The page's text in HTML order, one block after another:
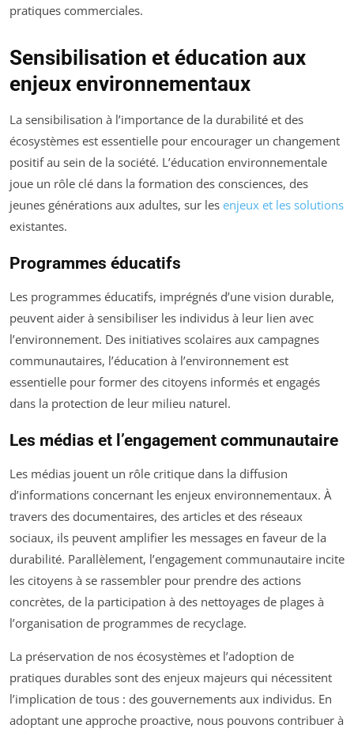
pratiques commerciales.
Sensibilisation et éducation aux
enjeux environnementaux
La sensibilisation à l’importance de la durabilité et des
écosystèmes est essentielle pour encourager un changement
positif au sein de la société. L’éducation environnementale
joue un rôle clé dans la formation des consciences, des
jeunes générations aux adultes, sur les enjeux et les solutions
existantes.
Programmes éducatifs
Les programmes éducatifs, imprégnés d’une vision durable,
peuvent aider à sensibiliser les individus à leur lien avec
l’environnement. Des initiatives scolaires aux campagnes
communautaires, l’éducation à l’environnement est
essentielle pour former des citoyens informés et engagés
dans la protection de leur milieu naturel.
Les médias et l’engagement communautaire
Les médias jouent un rôle critique dans la diffusion
d’informations concernant les enjeux environnementaux. À
travers des documentaires, des articles et des réseaux
sociaux, ils peuvent amplifier les messages en faveur de la
durabilité. Parallèlement, l’engagement communautaire incite
les citoyens à se rassembler pour prendre des actions
concrètes, de la participation à des nettoyages de plages à
l’organisation de programmes de recyclage.
La préservation de nos écosystèmes et l’adoption de
pratiques durables sont des enjeux majeurs qui nécessitent
l’implication de tous : des gouvernements aux individus. En
adoptant une approche proactive, nous pouvons contribuer à